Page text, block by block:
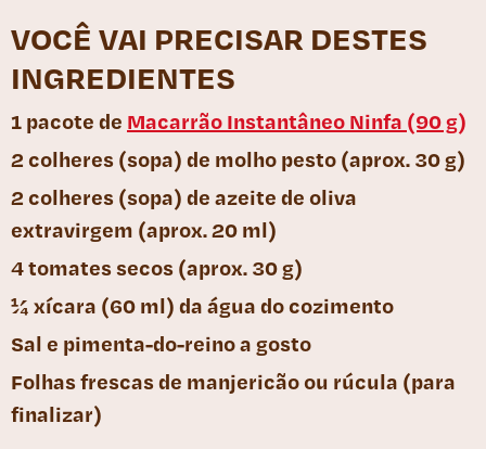
VOCÊ VAI PRECISAR DESTES
INGREDIENTES
1 pacote de Macarrão Instantâneo Ninfa (90 g)
2 colheres (sopa) de molho pesto (aprox. 30 g)
2 colheres (sopa) de azeite de oliva
extravirgem (aprox. 20 ml)
4 tomates secos (aprox. 30 g)
¼ xícara (60 ml) da água do cozimento
Sal e pimenta-do-reino a gosto
Folhas frescas de manjericão ou rúcula (para
finalizar)